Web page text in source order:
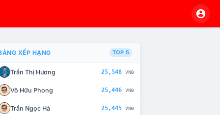
CHẾ TÀI XỬ LÝ VI PHẠM
XẾP HẠNG TOP 5
Trần Thị Hương 25,548 VNĐ
Võ Hữu Phong 25,446 VNĐ
Trần Ngọc Hà 25,445 VNĐ